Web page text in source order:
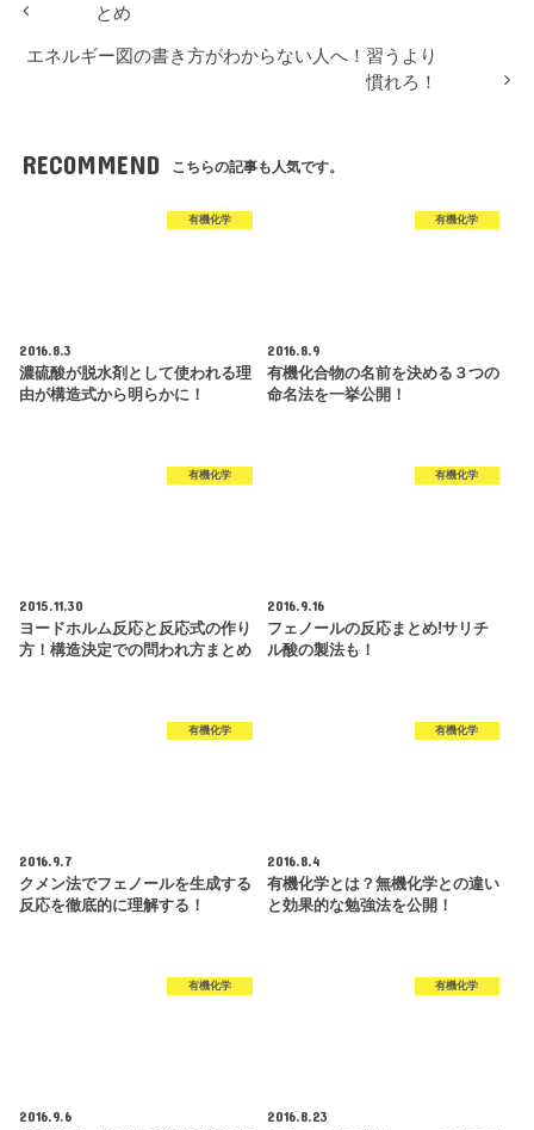
とめ
エネルギー図の書き方がわからない人へ！習うより
慣れろ！
RECOMMEND こちらの記事も人気です。
有機化学
2016.8.3
濃硫酸が脱水剤として使われる理
由が構造式から明らかに！
有機化学
2016.8.9
有機化合物の名前を決める３つの
命名法を一挙公開！
有機化学
2015.11.30
ヨードホルム反応と反応式の作り
方！構造決定での問われ方まとめ
有機化学
2016.9.16
フェノールの反応まとめ!サリチ
ル酸の製法も！
有機化学
2016.9.7
クメン法でフェノールを生成する
反応を徹底的に理解する！
有機化学
2016.8.4
有機化学とは？無機化学との違い
と効果的な勉強法を公開！
有機化学
2016.9.6
有機化学
2016.8.23